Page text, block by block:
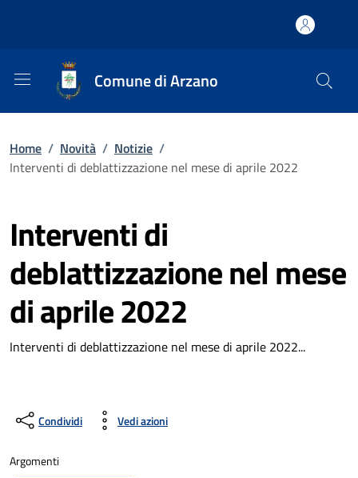
Comune di Arzano
Home / Novità / Notizie /
Interventi di deblattizzazione nel mese di aprile 2022
Interventi di
deblattizzazione nel mese
di aprile 2022
Interventi di deblattizzazione nel mese di aprile 2022...
Condividi Vedi azioni
Argomenti